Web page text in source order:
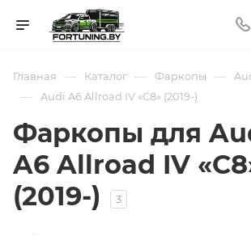
Главная — Каталог — Фаркопы —
— Audi A6 Allroad IV «C8» (2019-)
Фаркопы для
A6 Allroad IV
(2019-)
3